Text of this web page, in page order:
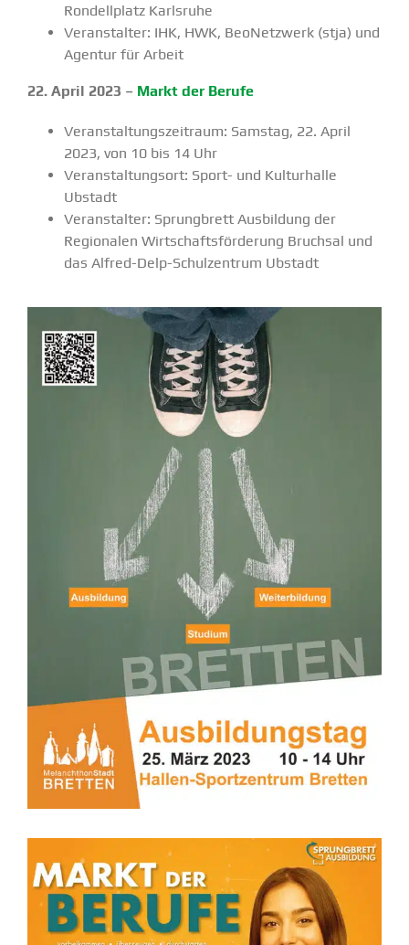
Rondel­l­platz Karlsruhe
Veran­stalter: IHK, HWK, BeoNetzwerk (stja) und
Agentur für Arbeit
22. April 2023 – Markt der Berufe
Veran­stal­tungs­zeitraum: Samstag, 22. April
2023, von 10 bis 14 Uhr
Veran­stal­tungsort: Sport- und Kultur­halle
Ubstadt
Veran­stalter: Sprung­brett Ausbildung der
Regio­nalen Wirtschafts­för­derung Bruchsal und
das Alfred-Delp-Schul­­zentrum Ubstadt